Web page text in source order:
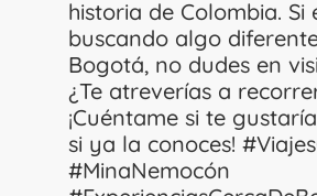
historia de Colombia. Si
buscando algo
Bogotá, no dudes en
¿Te atreverías a
¡Cuéntame si te
si ya la conoces!
#MinaNemocón